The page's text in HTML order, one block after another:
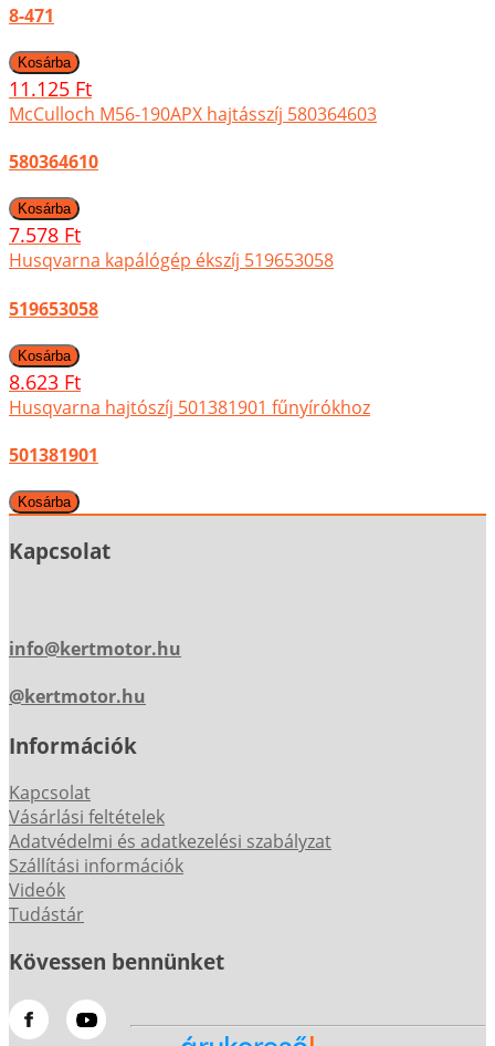
8-471
11.125 Ft
McCulloch M56-190APX hajtásszíj 580364603
580364610
7.578 Ft
Husqvarna kapálógép ékszíj 519653058
519653058
8.623 Ft
Husqvarna hajtószíj 501381901 fűnyírókhoz
501381901
Kapcsolat
info@kertmotor.hu
@kertmotor.hu
Információk
Kapcsolat
Vásárlási feltételek
Adatvédelmi és adatkezelési szabályzat
Szállítási információk
Videók
Tudástár
Kövessen bennünket